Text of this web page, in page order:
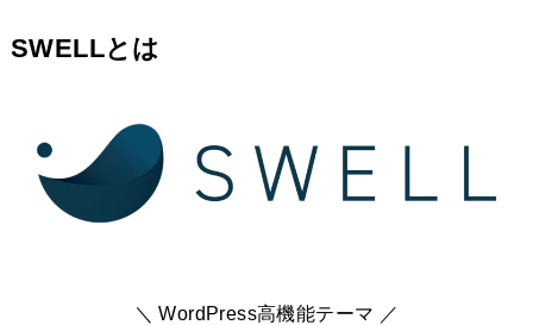
SWELLとは
＼ WordPress高機能テーマ ／